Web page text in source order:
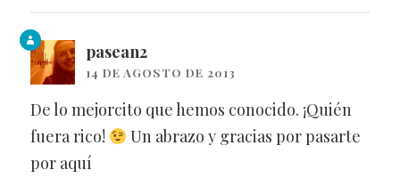
pasean2
14 DE AGOSTO DE 2013
De lo mejorcito que hemos conocido. ¡Quién
fuera rico!
Un abrazo y gracias por pasarte
por aquí